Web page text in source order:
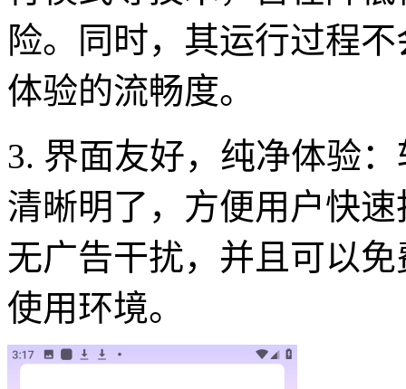
险。同时，其运行过程
体验的流畅度。
3. 界面友好，纯净体验
清晰明了，方便用户快
无广告干扰，并且可以
使用环境。